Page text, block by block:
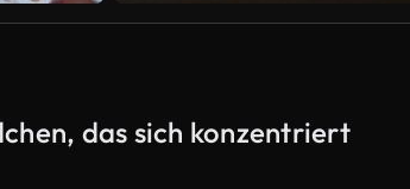
das sich konzentriert